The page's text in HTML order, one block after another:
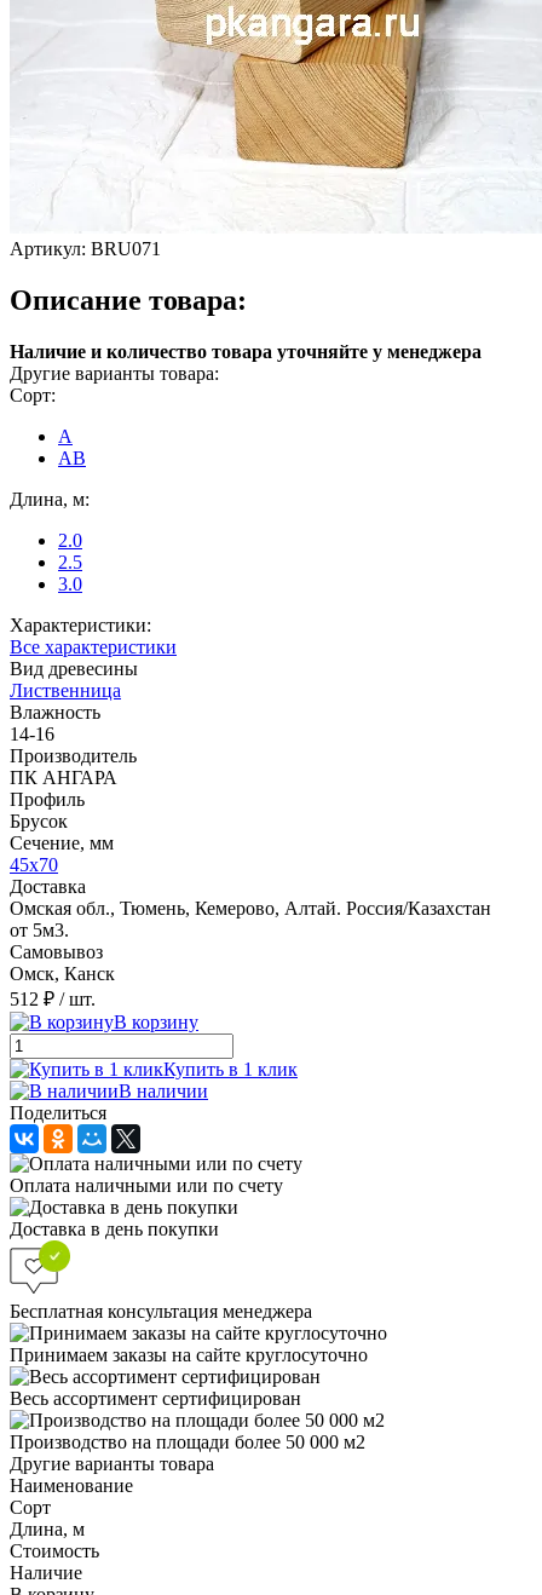
Артикул: BRU071
Описание товара:
Наличие и количество товара уточняйте у менеджера
Другие варианты товара:
Сорт:
A
AB
Длина, м:
2.0
2.5
3.0
Характеристики:
Все характеристики
Вид древесины
Лиственница
Влажность
14-16
Производитель
ПК АНГАРА
Профиль
Брусок
Сечение, мм
45x70
Доставка
Омская обл., Тюмень, Кемерово, Алтай. Россия/Казахстан
от 5м3.
Самовывоз
Омск, Канск
512 ₽ / шт.
В корзину
Купить в 1 клик
В наличии
Поделиться
Оплата наличными или по счету
Доставка в день покупки
Бесплатная консультация менеджера
Принимаем заказы на сайте круглосуточно
Весь ассортимент сертифицирован
Производство на площади более 50 000 м2
Другие варианты товара
Наименование
Сорт
Длина, м
Стоимость
Наличие